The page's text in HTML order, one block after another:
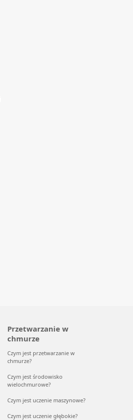
Przetwarzanie w
chmurze
Czym jest przetwarzanie w
chmurze?
Czym jest środowisko
wielochmurowe?
Czym jest uczenie maszynowe?
Czym jest uczenie głębokie?